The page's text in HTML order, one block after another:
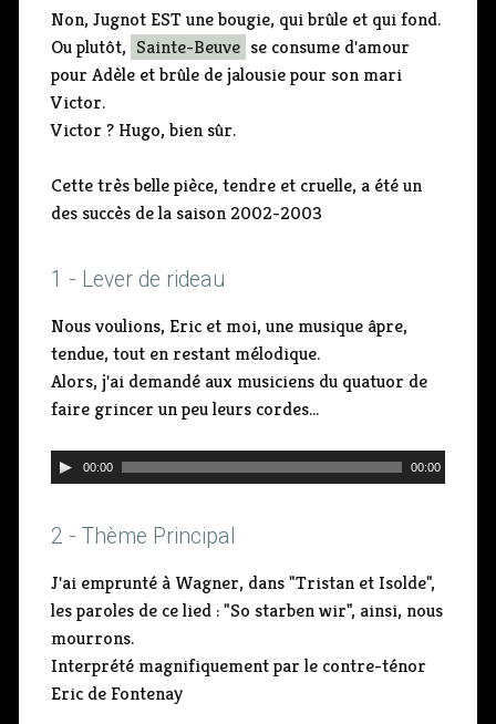
Non, Jugnot EST une bougie, qui brûle et qui fond.
Ou plutôt, Sainte-Beuve se consume d'amour
pour Adèle et brûle de jalousie pour son mari
Victor.
Victor ? Hugo, bien sûr.
Cette très belle pièce, tendre et cruelle, a été un
des succès de la saison 2002-2003
1 - Lever de rideau
Nous voulions, Eric et moi, une musique âpre,
tendue, tout en restant mélodique.
Alors, j'ai demandé aux musiciens du quatuor de
faire grincer un peu leurs cordes...
L
e
t
e
u
r
a
u
00:00 00:00
2 - Thème Principal
J'ai emprunté à Wagner, dans "Tristan et Isolde",
les paroles de ce lied : "So starben wir", ainsi, nous
mourrons.
Interprété magnifiquement par le contre-ténor
Eric de Fontenay